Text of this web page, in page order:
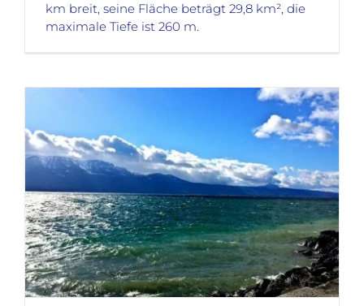
km breit, seine Fläche beträgt 29,8 km², die
maximale Tiefe ist 260 m.